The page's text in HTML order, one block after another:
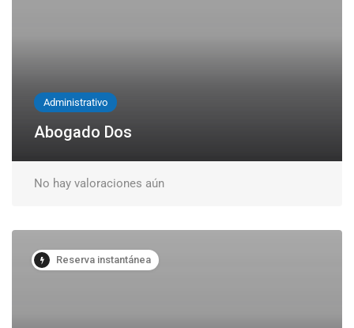
Administrativo
Abogado Dos
No hay valoraciones aún
Reserva instantánea